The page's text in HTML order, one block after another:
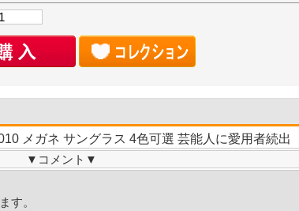
メガネ サングラス 4色可選 芸能人に愛用者続出
▼ コメント ▼
す。